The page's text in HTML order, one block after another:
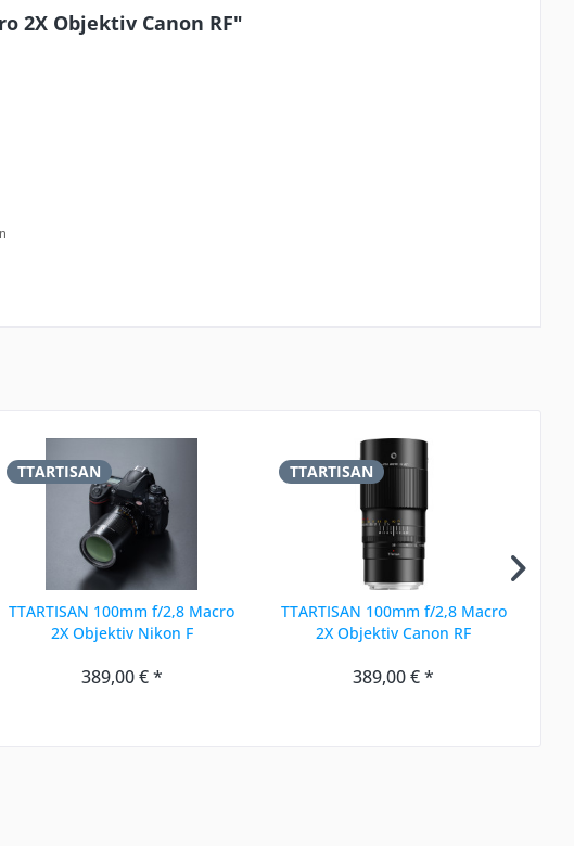
2X Objektiv Canon RF"
TTARTISAN
TTARTISAN 100mm f/2,8 Macro
2X Objektiv Nikon F
389,00 € *
TTARTISAN
TTARTISAN 100mm f/2,8 Macro
2X Objektiv Canon RF
389,00 € *